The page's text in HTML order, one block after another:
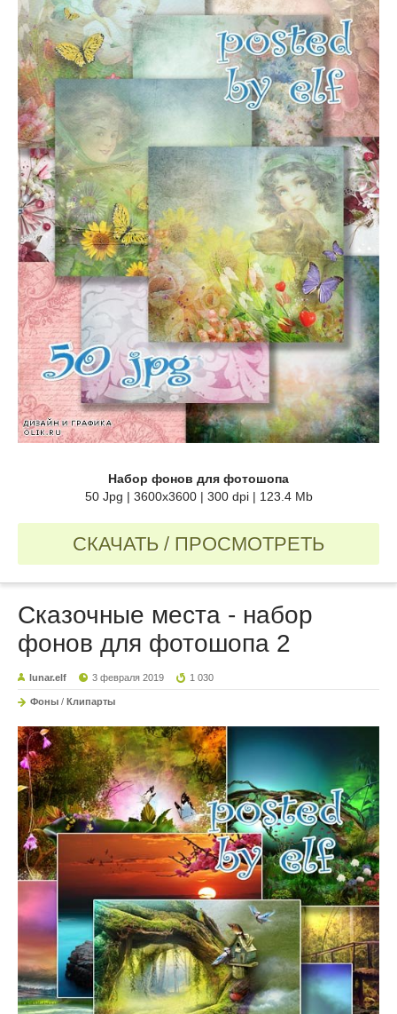
Набор фонов для фотошопа
50 Jpg | 3600x3600 | 300 dpi | 123.4 Mb
СКАЧАТЬ / ПРОСМОТРЕТЬ
Сказочные места - набор
фонов для фотошопа 2
lunar.elf 3 февраля 2019 1 030
Фоны / Клипарты